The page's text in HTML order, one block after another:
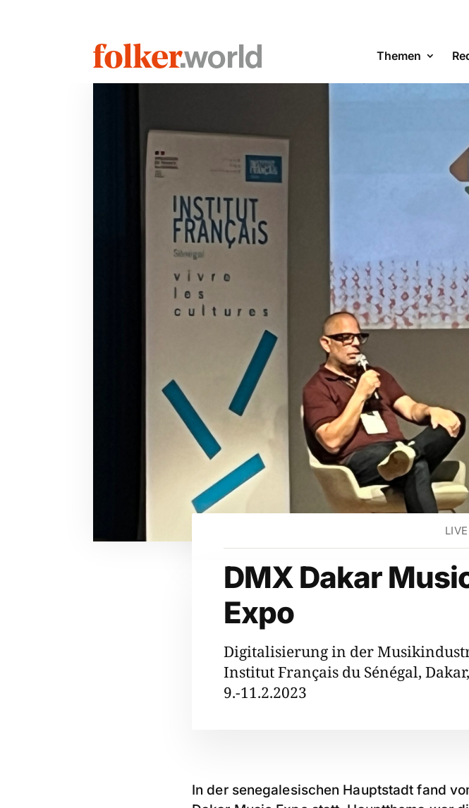
Themen
DMX Dakar
Expo
Digitalisierung in der
Institut Français du Sénégal, Dakar,
9.-11.2.2023
In der senegalesischen Hauptstadt fand